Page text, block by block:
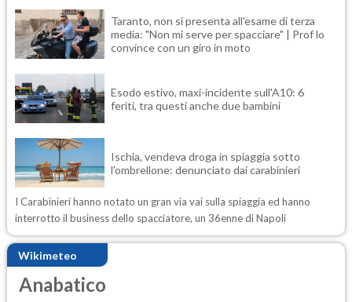
Taranto, non si presenta all'esame di terza
media: "Non mi serve per spacciare" | Prof lo
convince con un giro in moto
Esodo estivo, maxi-incidente sull'A10: 6
feriti, tra questi anche due bambini
Ischia, vendeva droga in spiaggia sotto
l'ombrellone: denunciato dai carabinieri
I Carabinieri hanno notato un gran via vai sulla spiaggia ed hanno
interrotto il business dello spacciatore, un 36enne di Napoli
Wikimeteo
Anabatico